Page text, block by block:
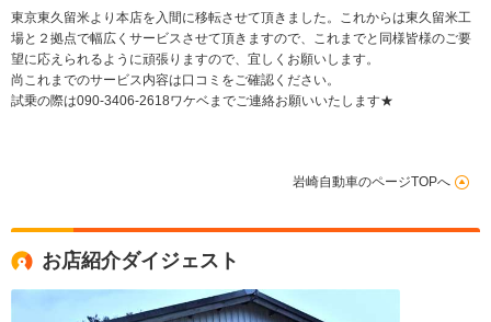
東京東久留米より本店を入間に移転させて頂きました。これからは東久留米工
場と２拠点で幅広くサービスさせて頂きますので、これまでと同様皆様のご要
望に応えられるように頑張りますので、宜しくお願いします。
尚これまでのサービス内容は口コミをご確認ください。
試乗の際は090-3406-2618ワケベまでご連絡お願いいたします★
岩崎自動車のページTOPへ
お店紹介ダイジェスト